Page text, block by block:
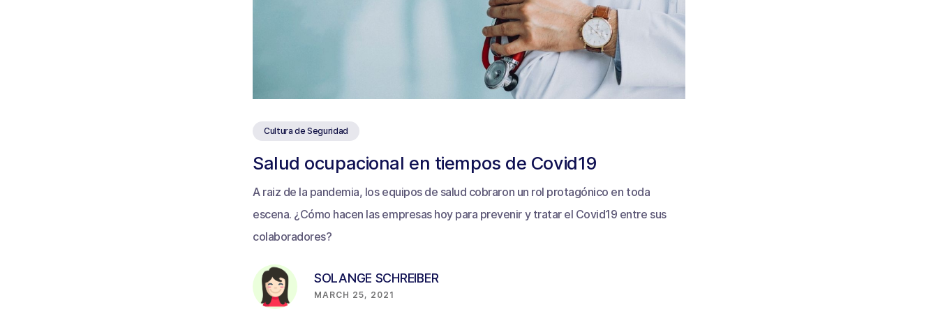
Cultura de Seguridad
Salud ocupacional en tiempos de Covid19
A raiz de la pandemia, los equipos de salud cobraron un rol protagónico en toda
escena. ¿Cómo hacen las empresas hoy para prevenir y tratar el Covid19 entre sus
colaboradores?
SOLANGE SCHREIBER
MARCH 25, 2021